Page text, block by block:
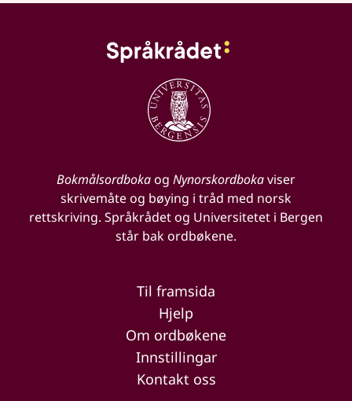
Bokmålsordbokaog Nynorskordbokaviser
skrivemåte og bøying i tråd med norsk
rettskriving. Språkrådet og Universitetet i Bergen
står bak ordbøkene.
Til framsida
Hjelp
Om ordbøkene
Innstillingar
Kontakt oss